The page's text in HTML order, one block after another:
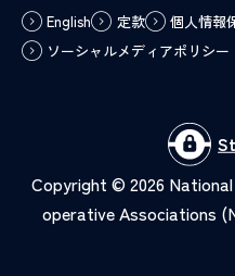
English 定款
個人情報
ソーシャルメディアポリシー
Copyright © 2026
operative Associations